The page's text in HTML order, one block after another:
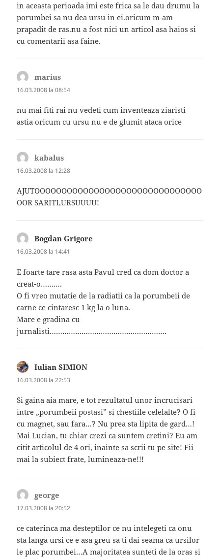
in aceasta perioada imi este frica sa le dau drumu la
porumbei sa nu dea ursu in ei.oricum m-am
prapadit de ras.nu a fost nici un articol asa haios si
cu comentarii asa faine.
marius
16.03.2008 la 08:54
nu mai fiti rai nu vedeti cum inventeaza ziaristi
astia oricum cu ursu nu e de glumit ataca orice
kabalus
16.03.2008 la 12:28
AJUTOOOOOOOOOOOOOOOOOOOOOOOOOOOOOOO
OOR SARITI,URSUUUU!
Bogdan Grigore
16.03.2008 la 14:41
E foarte tare rasa asta Pavul cred ca dom doctor a
creat-o……….
O fi vreo mutatie de la radiatii ca la porumbeii de
carne ce cintaresc 1 kg la o luna.
Mare e gradina cu
jurnalisti……………………………………………….
Iulian SIMION
16.03.2008 la 22:53
Si gaina aia mare, e tot rezultatul unor incrucisari
intre „porumbeii postasi” si chestiile celelalte? O fi
cu magnet, sau fara…? Nu prea sta lipita de gard…!
Mai Lucian, tu chiar crezi ca suntem cretini? Eu am
citit articolul de 4 ori, inainte sa scrii tu pe site! Fii
mai la subiect frate, lumineaza-ne!!!
george
17.03.2008 la 20:52
ce caterinca ma desteptilor ce nu intelegeti ca onu
sta langa ursi ce e asa greu sa ti dai seama ca ursilor
le plac porumbei…A majoritatea sunteti de la oras si